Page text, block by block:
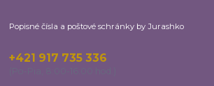
Popisné čísla a poštové schránky by Jurashko
+421 917 735 336